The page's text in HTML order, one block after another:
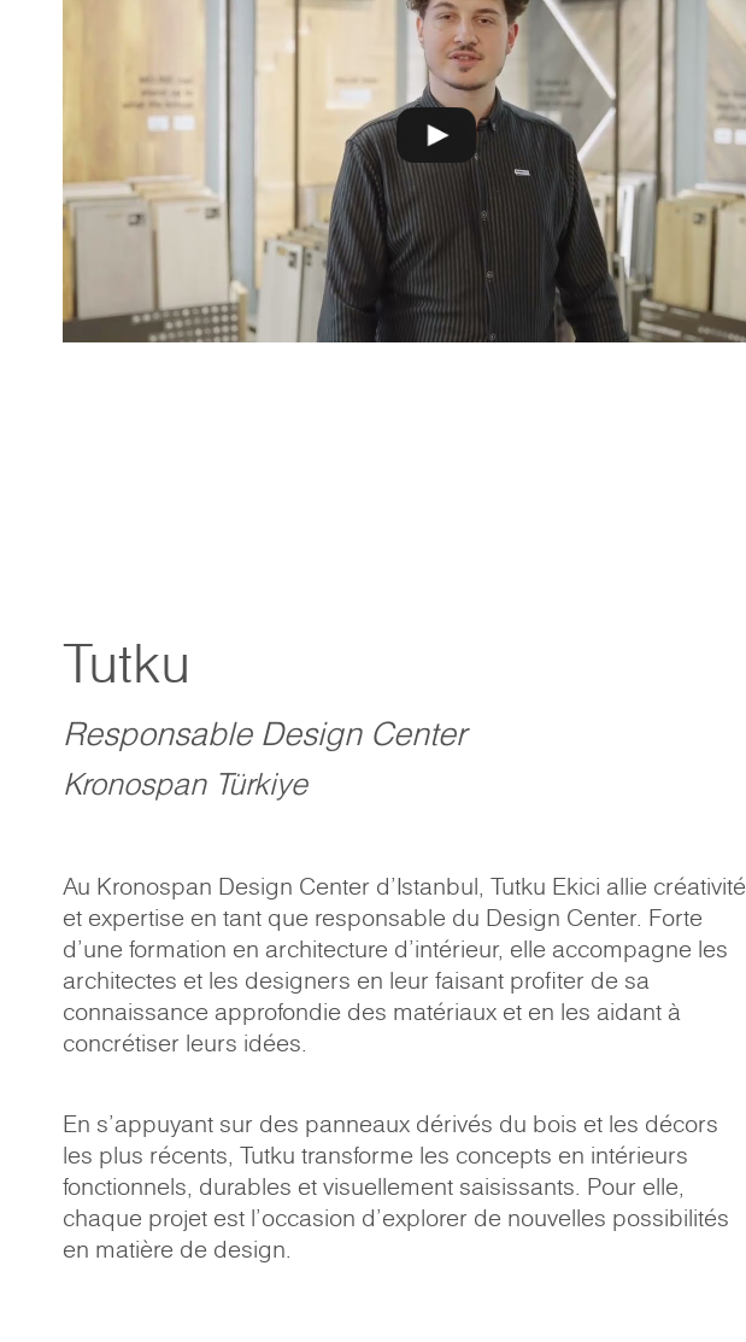
Tutku
Responsable Design Center
Kronospan Türkiye
Au Kronospan Design Center d'Istanbul, Tutku Ekici allie créativité
et expertise en tant que responsable du Design Center. Forte
d'une formation en architecture d'intérieur, elle accompagne les
architectes et les designers en leur faisant profiter de sa
connaissance approfondie des matériaux et en les aidant à
concrétiser leurs idées.
En s'appuyant sur des panneaux dérivés du bois et les décors
les plus récents, Tutku transforme les concepts en intérieurs
fonctionnels, durables et visuellement saisissants. Pour elle,
chaque projet est l'occasion d'explorer de nouvelles possibilités
en matière de design.